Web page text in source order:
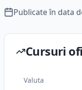
Publicate în data
Cursuri
Valuta